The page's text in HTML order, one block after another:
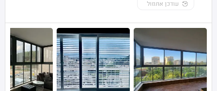
עודכן אתמול